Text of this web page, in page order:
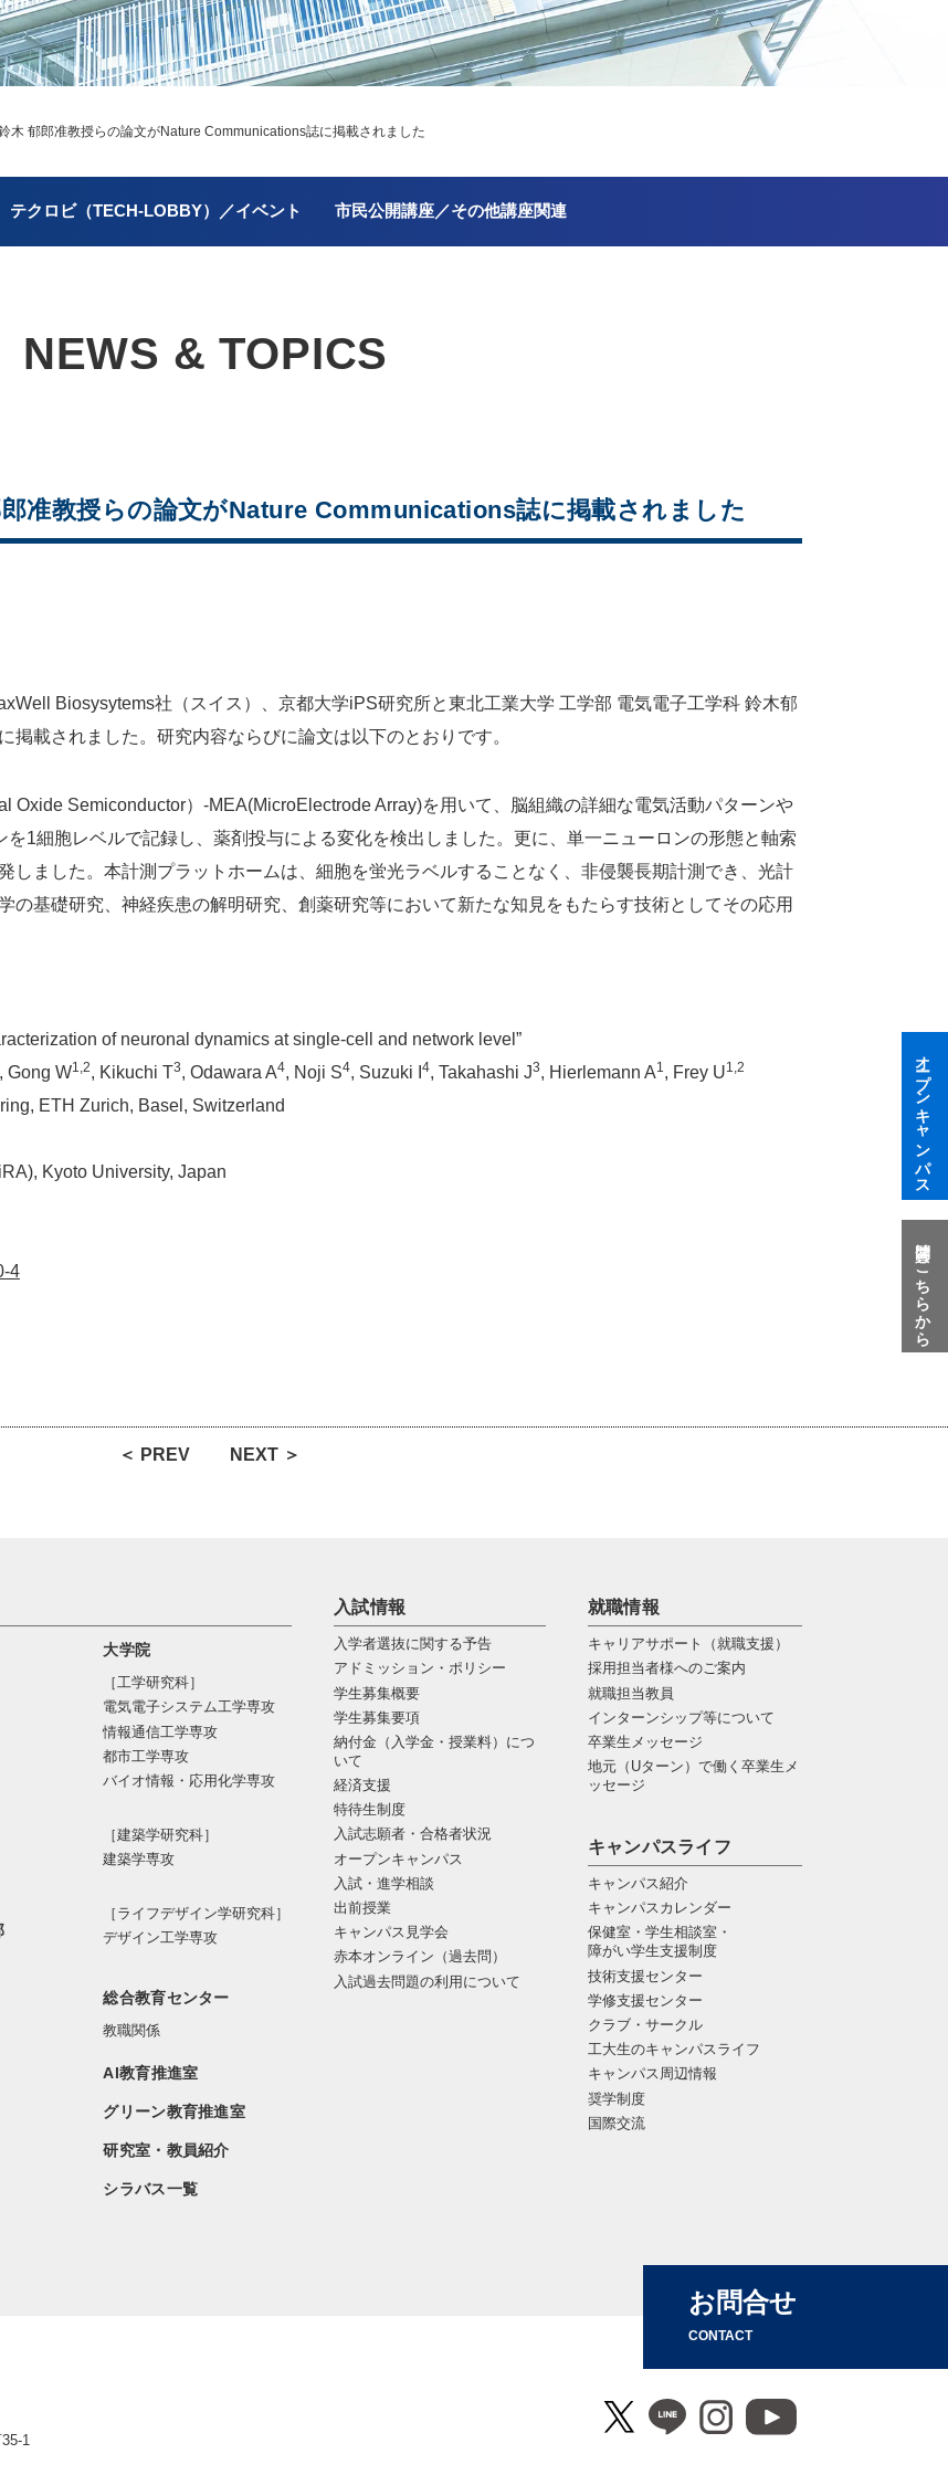
郁郎准教授らの論文がNature Communications誌に掲載されました
テクロビ（TECH-LOBBY）／イベント 市民公開講座／その他講座関連
NEWS & TOPICS
准教授らの論文がNature Communications誌に掲載されました
Biosysytems社（スイス）、京都大学iPS研究所と東北工業大学 工学部 電気電子工学科 鈴木郁
載されました。研究内容ならびに論文は以下のとおりです。
Oxide Semiconductor）-MEA(MicroElectrode Array)を用いて、脳組織の詳細な電気活動パターンや
1細胞レベルで記録し、薬剤投与による変化を検出しました。更に、単一ニューロンの形態と軸索
しました。本計測プラットホームは、細胞を蛍光ラベルすることなく、非侵襲長期計測でき、光計
の基礎研究、神経疾患の解明研究、創薬研究等において新たな知見をもたらす技術としてその応用
of neuronal dynamics at single-cell and network level”
, Gong W1,2, Kikuchi T3, Odawara A4, Noji S4, Suzuki I 4, Takahashi J3, Hierlemann A1, Frey U1,2
ETH Zurich, Basel, Switzerland
Kyoto University, Japan
4
＜ PREV NEXT ＞
大学院
［工学研究科］
電気電⼦システム⼯学専攻
情報通信⼯学専攻
都市⼯学専攻
バイオ情報・応⽤化学専攻
［建築学研究科］
建築学専攻
［ライフデザイン学研究科］
デザイン工学専攻
総合教育センター
教職関係
AI教育推進室
グリーン教育推進室
研究室・教員紹介
シラバス一覧
入試情報
入学者選抜に関する予告
アドミッション・ポリシー
学生募集概要
学生募集要項
納付金（入学金・授業料）につ
いて
経済支援
特待生制度
入試志願者・合格者状況
オープンキャンパス
入試・進学相談
出前授業
キャンパス見学会
赤本オンライン（過去問）
入試過去問題の利用について
就職情報
キャリアサポート（就職支援）
採用担当者様へのご案内
就職担当教員
インターンシップ等について
卒業生メッセージ
地元（Uターン）で働く卒業生メ
ッセージ
キャンパスライフ
キャンパス紹介
キャンパスカレンダー
保健室・学生相談室・
障がい学生支援制度
技術支援センター
学修支援センター
クラブ・サークル
工大生のキャンパスライフ
キャンパス周辺情報
奨学制度
国際交流
お問合せ
CONTACT
1
オープンキャンパス
質問はこちらから